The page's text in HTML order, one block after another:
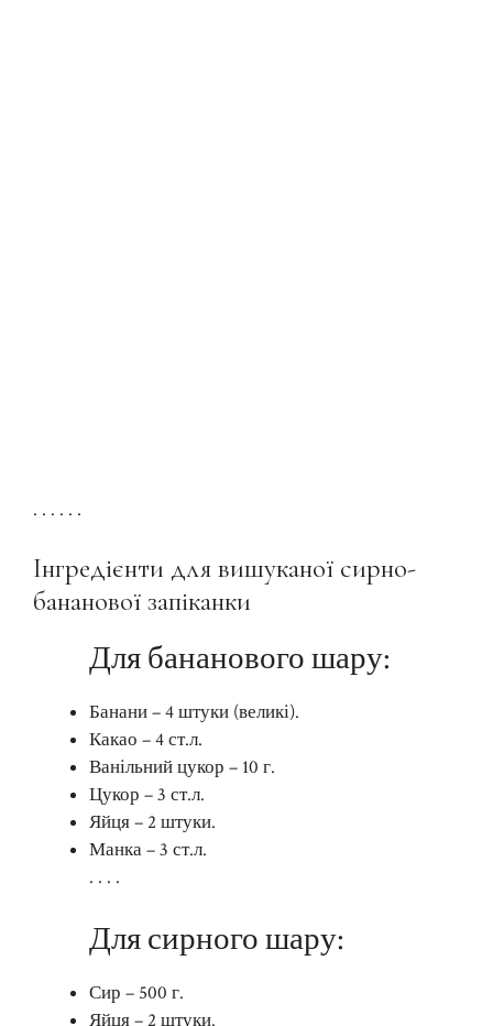
. . . . . .
Інгредієнти для вишуканої сирно-
бананової запіканки
Для бананового шару:
Банани – 4 штуки (великі).
Какао – 4 ст.л.
Ванільний цукор – 10 г.
Цукор – 3 ст.л.
Яйця – 2 штуки.
Манка – 3 ст.л.
. . . .
Для сирного шару:
Сир – 500 г.
Яйця – 2 штуки.